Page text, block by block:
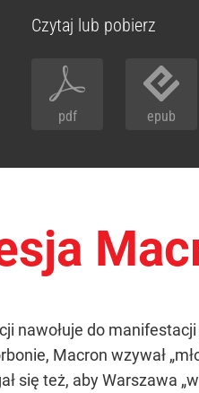
Czytaj lub pobierz
pdf epub
nawołuje do
Macron wzywał
się też, aby Warszawa